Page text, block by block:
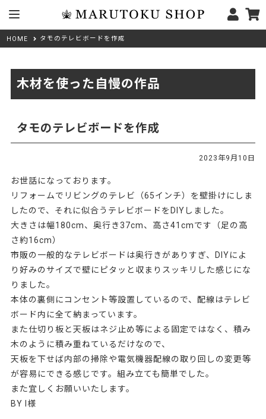
HOME タモのテレビボードを作成
木材を使った自慢の作品
タモのテレビボードを作成
2023年9月10日
お世話になっております。
リフォームでリビングのテレビ（65インチ）を壁掛けにしま
したので、それに似合うテレビボードをDIYしました。
大きさは幅180cm、奥行き37cm、高さ41cmです（足の高
さ約16cm）
市販の一般的なテレビボードは奥行きがありすぎ、DIYによ
り好みのサイズで壁にピタッと収まりスッキリした感じにな
りました。
本体の裏側にコンセント等設置しているので、配線はテレビ
ボード内に全て納まっています。
また仕切り板と天板はネジ止め等による固定ではなく、積み
木のように積み重ねているだけなので、
天板を下せば内部の掃除や電気機器配線の取り回しの変更等
が容易にできる感じです。組み立ても簡単でした。
また宜しくお願いいたします。
BY I様